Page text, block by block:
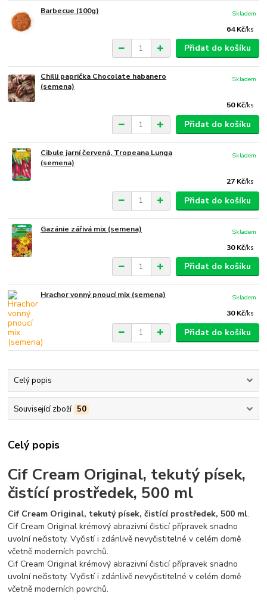
Barbecue (100g)
64 Kč/ks
Skladem
Přidat do košíku
Chilli paprička Chocolate habanero
(semena)
50 Kč/ks
Skladem
Přidat do košíku
Cibule jarní červená, Tropeana Lunga
(semena)
27 Kč/ks
Skladem
Přidat do košíku
Gazánie zářivá mix (semena)
30 Kč/ks
Skladem
Přidat do košíku
Hrachor vonný pnoucí mix (semena)
30 Kč/ks
Skladem
Přidat do košíku
Celý popis
Související zboží 50
Celý popis
Cif Cream Original, tekutý písek,
čistící prostředek, 500 ml
Cif Cream Original, tekutý písek, čistící prostředek, 500 ml.
Cif Cream Original krémový abrazivní čisticí přípravek snadno
uvolní nečistoty. Vyčistí i zdánlivě nevyčistitelné v celém domě
včetně moderních povrchů.
Cif Cream Original krémový abrazivní čisticí přípravek snadno
uvolní nečistoty. Vyčistí i zdánlivě nevyčistitelné v celém domě
včetně moderních povrchů.